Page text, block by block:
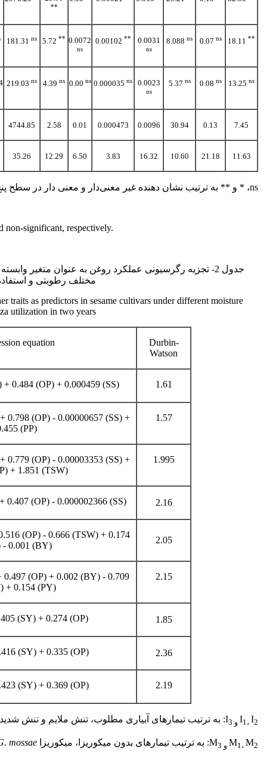
**
18.11 **
0.07 ns
8.088 ns
0.0031
ns
0.00102 **
0.0072
ns
5.72 **
181.31 ns
13.25 ns
0.08 ns
5.37 ns
0.0023
ns
0.000035 ns
0.00 ns
4.39 ns
219.03 ns
7.45
0.13
30.94
0.0096
0.000473
0.01
2.58
4744.85
11.63
21.18
10.60
16.32
3.83
6.50
12.29
35.26
ns، * و ** به ترتیب نشان دهنده غیر معنی‌دار و معنی دار در سطح پنج و یک درصد می باشند.
significant, respectively.
جدول 2- تجزیه رگرسیونی عملکرد روغن به عنوان متغیر
مختلف رطوبتی و
traits as predictors in sesame cultivars under different moisture
utilization in two years
equation
Durbin-
Watson
0.484 (OP) + 0.000459 (SS) 1.61
0.798 (OP) - 0.00000657 (SS) +
(PP)
1.57
0.779 (OP) - 0.00003353 (SS) +
+ 1.851 (TSW)
1.995
0.407 (OP) - 0.000002366 (SS) 2.16
(OP) - 0.666 (TSW) + 0.174
- 0.001 (BY)
2.05
(OP) + 0.002 (BY) - 0.709
+ 0.154 (PY)
2.15
(SY) + 0.274 (OP) 1.85
(SY) + 0.335 (OP) 2.36
(SY) + 0.369 (OP) 2.19
I1 ، I2 و I3 : به ترتیب تیمارهای آبیاری مطلوب، تنش ملایم و تنش
M1 ، M2 و M3 : به ترتیب تیمارهای بدون میکوریزا، میکوریزا mossae